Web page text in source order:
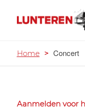
Home > Concert
Aanmelden voor